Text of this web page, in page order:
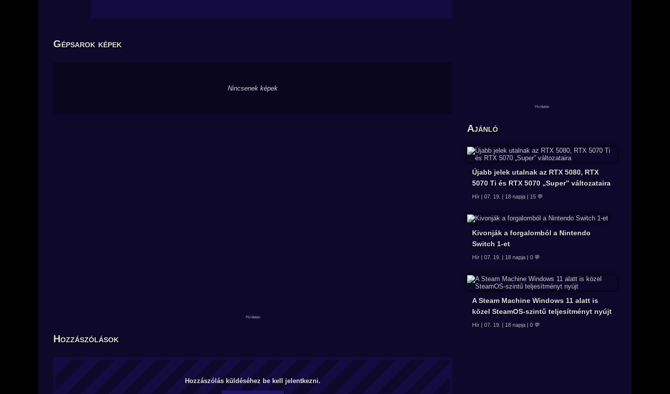
Gépsarok képek
Nincsenek képek
Hozzászólások
Hozzászólás küldéséhez be kell jelentkezni.
Ajánló
Újabb jelek utalnak az RTX 5080, RTX
5070 Ti és RTX 5070 „Super” változataira
Hír | 07. 19. | 18 napja | 15 💬
Kivonják a forgalomból a Nintendo
Switch 1-et
Hír | 07. 19. | 18 napja | 0 💬
A Steam Machine Windows 11 alatt is
közel SteamOS-szintű teljesítményt nyújt
Hír | 07. 19. | 18 napja | 0 💬